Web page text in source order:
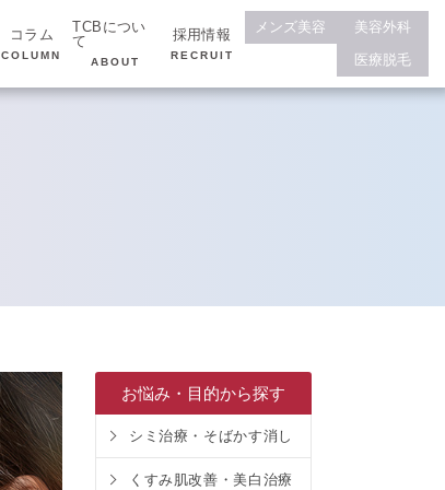
コラム
COLUMN
TCBについ
て
ABOUT
採用情報
RECRUIT
メンズ美容
美容外科
医療脱毛
お悩み・目的から探す
シミ治療・そばかす消し
くすみ肌改善・美白治療